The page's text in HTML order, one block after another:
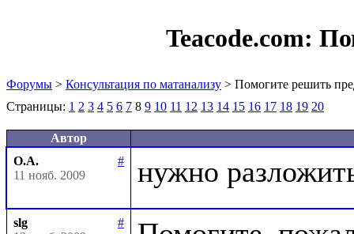
Teacode.com:
Форумы > Консультация по матанализу > Помогите решить
Страницы: 1 2 3 4 5 6 7 8 9 10 11 12 13 14 15 16 17 18 19 20
Автор
О.А.
#
11 нояб. 2009
slg
#